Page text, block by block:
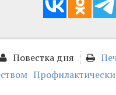
Повестка дня